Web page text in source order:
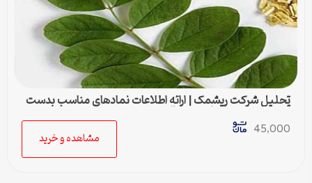
تحلیل شرکت ریشمک | ارائه اطلاعات نمادهای مناسب بدست
آمده با رویکرد تحیلی تکنیکال
45,000
مشاهده و خرید